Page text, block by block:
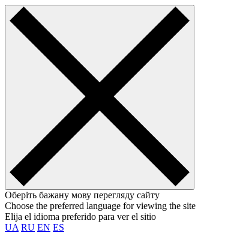
Оберіть бажану мову перегляду сайту
Choose the preferred language for viewing the site
Elija el idioma preferido para ver el sitio
UA RU EN ES